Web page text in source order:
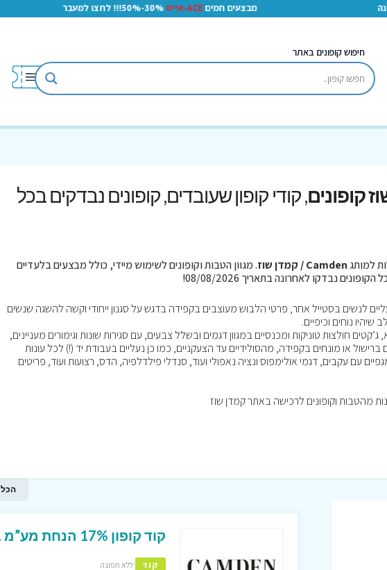
מבצעים חמיםACE-אייס 30%-50%!!! לחצו למעבר
חיפוש קופונים באתר
, קודי קופון שעובדים, קופונים נבדקים בכל
למותגCamden / קמדן שוז
. מגוון הטבות וקופונים לשימוש מיידי, כולל מבצעים בלעדיים
לנשים בסטייל אחר, פרטי הלבוש מעוצבים בקפידה בדגש על סגנון ייחודי וקשה להשגה שנשים
נוחים וכיפיים.
חולצות טוניקות ומכנסיים במגוון דגמים ובשלל צבעים, עם סגירות שונות וגימורים מעניינים,
או מונחים בקפידה, מהסולידיים עד הצעקניים, כמו כן נעליים בעבודת יד (!) לכל עונות
עם עקבים, דגמי אולימפוס ונציה נאפולי ועוד, סנדלי פילדלפיה, הדס, רצועות ועוד, פריטים
הכל
קוד קופון 17% הנחת מע”מ באתר קמדן שוז המעולה !
קוד ללא תפוגה